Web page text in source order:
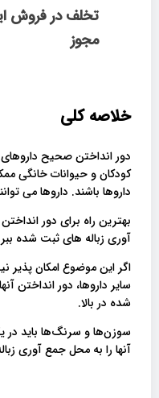
تخلف در فروش
مجوز
خلاصه کلی
دور انداختن صحیح
کودکان و حیوانات
داروها باشند. داروها می
بهترین راه برای دور
آوری زباله های ثبت شده
اگر این موضوع امکان پذیر
سایر داروها، دور انداختن
شده در بالا.
سوزن‌ها و سرنگ‌ها باید
آنها را به محل جمع آوری